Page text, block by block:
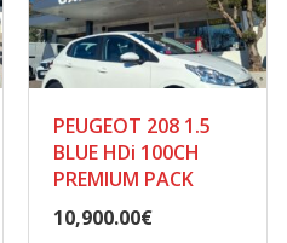
PEUGEOT 208 1.5
BLUE HDi 100CH
PREMIUM PACK
10,900.00€